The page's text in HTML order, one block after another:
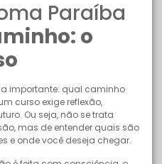
Paraíba
o
importante: qual caminho
curso exige reflexão,
Ou seja, não se trata
mas de entender quais são
e onde você deseja chegar.